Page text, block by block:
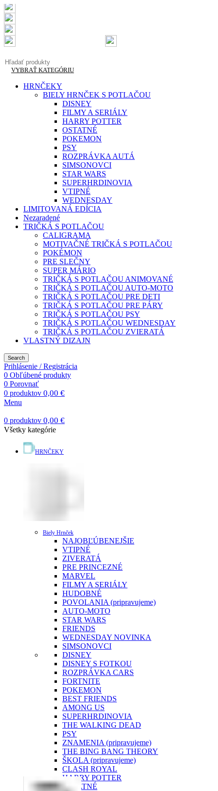
VYBRAŤ KATEGÓRIU
HRNČEKY
BIELY HRNČEK S POTLAČOU
DISNEY
FILMY A SERIÁLY
HARRY POTTER
OSTATNÉ
POKEMON
PSY
ROZPRÁVKA AUTÁ
SIMSONOVCI
STAR WARS
SUPERHRDINOVIA
VTIPNÉ
WEDNESDAY
LIMITOVANÁ EDÍCIA
Nezaradené
TRIČKÁ S POTLAČOU
CALIGRAMA
MOTIVAČNÉ TRIČKÁ S POTLAČOU
POKÉMON
PRE SLEČNY
SUPER MÁRIO
TRIČKÁ S POTLAČOU ANIMOVANÉ
TRIČKÁ S POTLAČOU AUTO-MOTO
TRIČKÁ S POTLAČOU PRE DETI
TRIČKÁ S POTLAČOU PRE PÁRY
TRIČKÁ S POTLAČOU PSY
TRIČKÁ S POTLAČOU WEDNESDAY
TRIČKÁ S POTLAČOU ZVIERATÁ
VLASTNÝ DIZAJN
Search
Prihlásenie / Registrácia
0 Obľúbené produkty
0 Porovnať
0 produktov 0,00 €
Menu
0 produktov 0,00 €
Všetky kategórie
HRNČEKY
Biely Hrnček
NAJOBĽÚBENEJŠIE
VTIPNÉ
ZIVERATÁ
PRE PRINCEZNÉ
MARVEL
FILMY A SERIÁLY
HUDOBNÉ
POVOLANIA (pripravujeme)
AUTO-MOTO
STAR WARS
FRIENDS
WEDNESDAY NOVINKA
SIMSONOVCI
DISNEY
DISNEY S FOTKOU
ROZPRÁVKA CARS
FORTNITE
POKEMON
BEST FRIENDS
AMONG US
SUPERHRDINOVIA
THE WALKING DEAD
PSY
ZNAMENIA (pripravujeme)
THE BING BANG THEORY
ŠKOLA (pripravujeme)
CLASH ROYAL
HARRY POTTER
OSTATNÉ